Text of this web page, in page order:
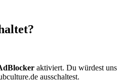
aktiviert. Du würdest uns
ausschaltest.